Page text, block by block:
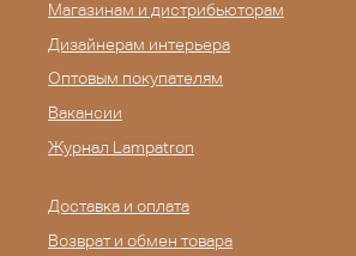
Магазинам и дистрибьюторам
Дизайнерам интерьера
Оптовым покупателям
Вакансии
Журнал Lampatron
Доставка и оплата
Возврат и обмен товара